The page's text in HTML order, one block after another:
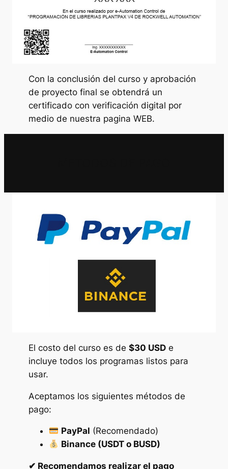
Con la conclusión del curso y aprobación
de proyecto final se obtendrá un
certificado con verificación digital por
medio de nuestra pagina WEB.
El costo del curso es de $30 USD e
incluye todos los programas listos para
usar.
Aceptamos los siguientes métodos de
pago:
PayPal (Recomendado)
Binance (USDT o BUSD)
✔ Recomendamos realizar el pago